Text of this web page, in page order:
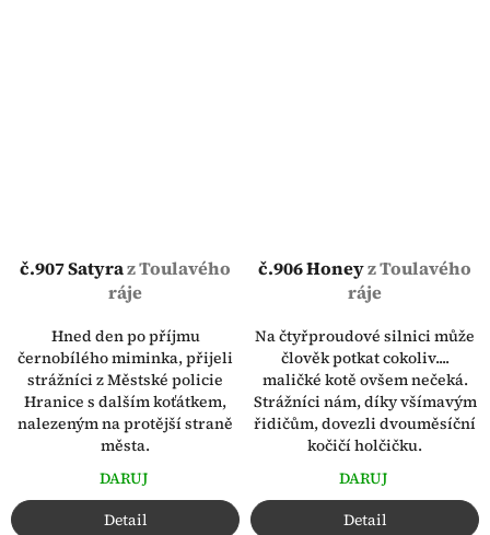
č.907 Satyraz Toulavého
ráje
Hned den po příjmu
černobílého miminka, přijeli
strážníci z Městské policie
Hranice s dalším koťátkem,
nalezeným na protější straně
města.
DARUJ
Detail
č.906 Honeyz Toulavého
ráje
Na čtyřproudové silnici může
člověk potkat cokoliv....
maličké kotě ovšem nečeká.
Strážníci nám, díky všímavým
řidičům, dovezli dvouměsíční
kočičí holčičku.
DARUJ
Detail